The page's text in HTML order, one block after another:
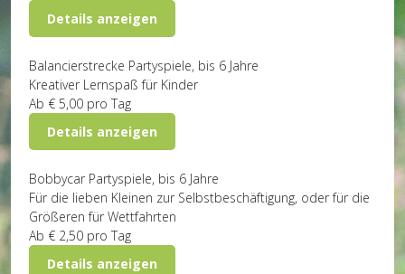
Details anzeigen
Balancierstrecke Partyspiele, bis 6 Jahre
Kreativer Lernspaß für Kinder
Ab € 5,00 pro Tag
Details anzeigen
Bobbycar Partyspiele, bis 6 Jahre
Für die lieben Kleinen zur Selbstbeschäftigung, oder für die
Größeren für Wettfahrten
Ab € 2,50 pro Tag
Details anzeigen